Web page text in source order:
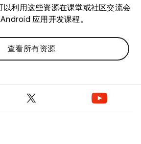
以利用这些资源在课堂或社区交流会
应用开发课程。
查看所有资源